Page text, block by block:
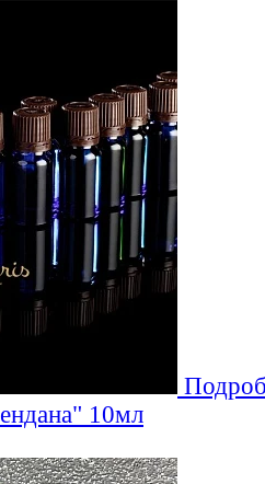
10мл